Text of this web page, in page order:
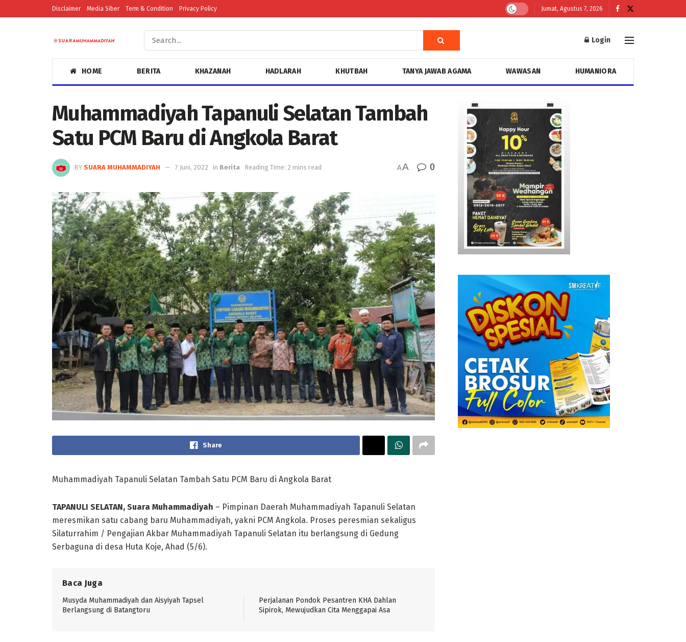
Disclaimer Media Siber Term & Condition Privacy Policy Jumat, Agustus 7, 2026
Login
HOME BERITA KHAZANAH HADLARAH KHUTBAH TANYA JAWAB AGAMA WAWASAN HUMANIORA
Muhammadiyah Tapanuli Selatan Tambah
Satu PCM Baru di Angkola Barat
BY SUARA MUHAMMADIYAH 7 Juni, 2022 in Berita Reading Time: 2 mins read AA 0
Share
Muhammadiyah Tapanuli Selatan Tambah Satu PCM Baru di Angkola Barat
TAPANULI SELATAN, Suara Muhammadiyah – Pimpinan Daerah Muhammadiyah Tapanuli Selatan
meresmikan satu cabang baru Muhammadiyah, yakni PCM Angkola. Proses peresmian sekaligus
Silaturrahim / Pengajian Akbar Muhammadiyah Tapanuli Selatan itu berlangsung di Gedung
Serbaguna di desa Huta Koje, Ahad (5/6).
Baca Juga
Musyda Muhammadiyah dan Aisyiyah Tapsel
Berlangsung di Batangtoru
Perjalanan Pondok Pesantren KHA Dahlan
Sipirok, Mewujudkan Cita Menggapai Asa